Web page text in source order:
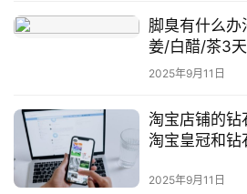
脚臭有什么
姜/白醋/茶3
2025年9月11日
淘宝店铺的钻
淘宝皇冠和钻
2025年9月11日